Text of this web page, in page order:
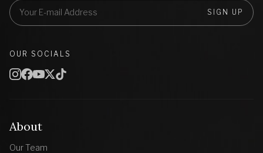
About
Our Team
SIGN UP
OUR SOCIALS